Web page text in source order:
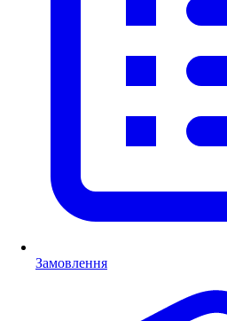
Замовлення